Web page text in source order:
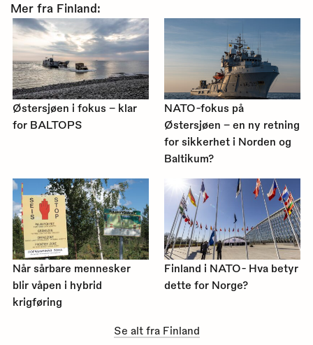
Mer fra Finland:
Østersjøen i fokus – klar
for BALTOPS
NATO-fokus på
Østersjøen – en ny retning
for sikkerhet i Norden og
Baltikum?
Når sårbare mennesker
blir våpen i hybrid
krigføring
Finland i NATO- Hva betyr
dette for Norge?
Se alt fra Finland